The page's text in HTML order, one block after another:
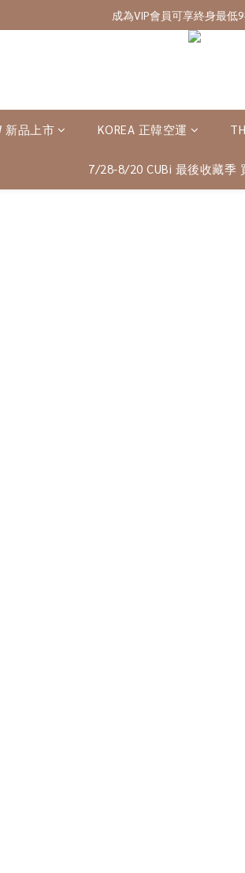
7/28-8/20 CUBi 收藏季全館
成為VIP會員可享終身最低
7/28-8/20 CUBi 收藏季全館
新品上市 KOREA 正韓空運
7/28-8/20 CUBi 最後收藏季